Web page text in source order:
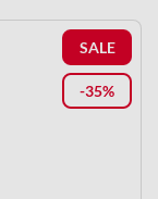
SALE
-35%